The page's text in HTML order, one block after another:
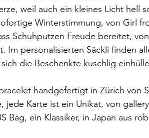
weil auch ein kleines Licht hell
Winterstimmung, von Girl
Schuhputzen Freude bereitet,
Im personalisierten Säckli finden
die Beschenkte kuschlig
handgefertigt in Zürich von
jede Karte ist ein Unikat, von
Bag, ein Klassiker, in Japan aus